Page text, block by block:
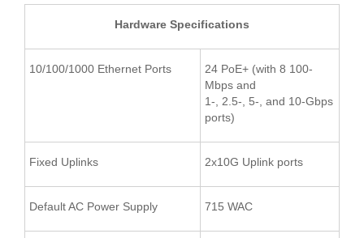
Hardware Specifications
10/100/1000 Ethernet Ports
24 PoE+ (with 8 100-
Mbps and
1-, 2.5-, 5-, and 10-Gbps
ports)
Fixed Uplinks 2x10G Uplink ports
Default AC Power Supply 715 WAC